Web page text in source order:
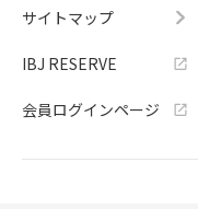
サイトマップ
IBJ RESERVE
会員ログインページ